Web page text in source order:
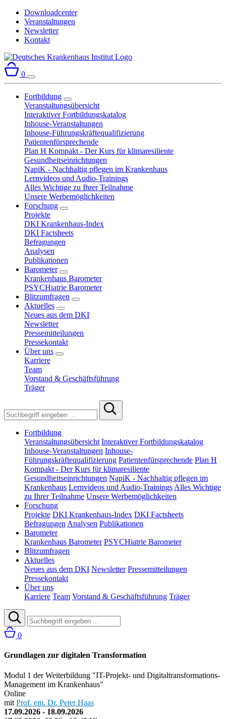
Downloadcenter
Veranstaltungen
Newsletter
Kontakt
0
Fortbildung
Veranstaltungsübersicht
Interaktiver Fortbildungskatalog
Inhouse-Veranstaltungen
Inhouse-Führungskräftequalifizierung
Patientenfürsprechende
Plan H Kompakt - Der Kurs für klimaresiliente
Gesundheitseinrichtungen
NapiK - Nachhaltig pflegen im Krankenhaus
Lernvideos und Audio-Trainings
Alles Wichtige zu Ihrer Teilnahme
Unsere Werbemöglichkeiten
Forschung
Projekte
DKI Krankenhaus-Index
DKI Factsheets
Befragungen
Analysen
Publikationen
Barometer
Krankenhaus Barometer
PSYCHiatrie Barometer
Blitzumfragen
Aktuelles
Neues aus dem DKI
Newsletter
Pressemitteilungen
Pressekontakt
Über uns
Karriere
Team
Vorstand & Geschäftsführung
Träger
Fortbildung
Veranstaltungsübersicht Interaktiver Fortbildungskatalog
Inhouse-Veranstaltungen Inhouse-
Führungskräftequalifizierung Patientenfürsprechende Plan H
Kompakt - Der Kurs für klimaresiliente
Gesundheitseinrichtungen NapiK - Nachhaltig pflegen im
Krankenhaus Lernvideos und Audio-Trainings Alles Wichtige
zu Ihrer Teilnahme Unsere Werbemöglichkeiten
Forschung
Projekte DKI Krankenhaus-Index DKI Factsheets
Befragungen Analysen Publikationen
Barometer
Krankenhaus Barometer PSYCHiatrie Barometer
Blitzumfragen
Aktuelles
Neues aus dem DKI Newsletter Pressemitteilungen
Pressekontakt
Über uns
Karriere Team Vorstand & Geschäftsführung Träger
0
Grundlagen zur digitalen Transformation
Modul 1 der Weiterbildung "IT-Projekt- und Digitaltransformations-
Management im Krankenhaus"
Online
mit Prof. em. Dr. Peter Haas
17.09.2026 - 18.09.2026